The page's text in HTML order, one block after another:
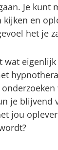
Je kunt
kijken en
het je
wat
je blijvend
jou